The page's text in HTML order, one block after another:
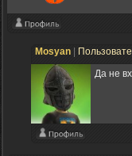
Mosyan
Да не